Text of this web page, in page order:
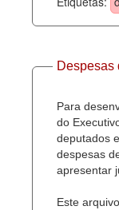
Agenda
PerguntasDespesas
Para
do
deputados
despesas
apresentar
Este